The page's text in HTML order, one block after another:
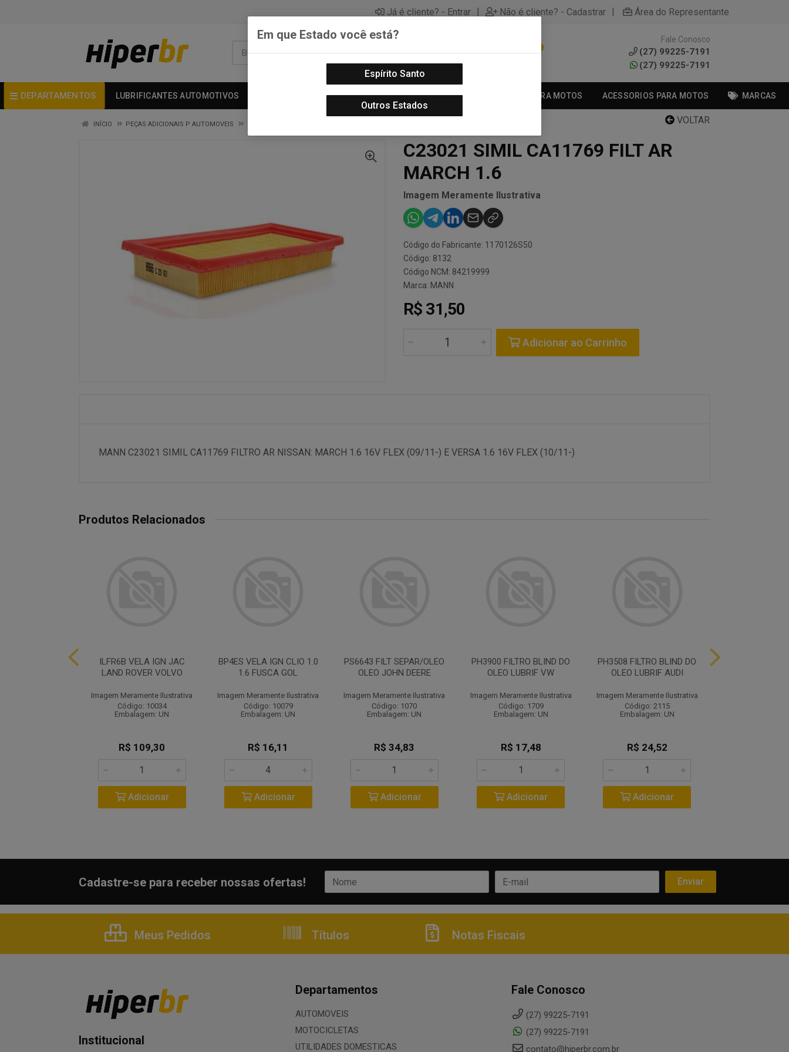
Já é cliente? - Entrar | Não é cliente? - Cadastrar | Área do Representante
Fale Conosco
(27) 99225-7191
(27) 99225-7191
DEPARTAMENTOS LUBRIFICANTES AUTOMOTIVOS PECAS AUTOMOTIVAS LUBRIFICANTES PARA MOTOS PECAS PARA MOTOS ACESSORIOS PARA MOTOS MARCAS
VOLTAR
INÍCIO PEÇAS ADICIONAIS P AUTOMOVEIS
C23021 SIMIL CA11769 FILT AR
MARCH 1.6
Imagem Meramente Ilustrativa
Código do Fabricante: 1170126S50
Código: 8132
Código NCM: 84219999
Marca: MANN
R$ 31,50
Adicionar ao Carrinho
MANN C23021 SIMIL CA11769 FILTRO AR NISSAN: MARCH 1.6 16V FLEX (09/11-) E VERSA 1.6 16V FLEX (10/11-)
Produtos Relacionados
ILFR6B VELA IGN JAC
LAND ROVER VOLVO
Imagem Meramente Ilustrativa
Código: 10034
Embalagem: UN
R$ 109,30
Adicionar
BP4ES VELA IGN CLIO 1.0
1.6 FUSCA GOL
Imagem Meramente Ilustrativa
Código: 10079
Embalagem: UN
R$ 16,11
Adicionar
PS6643 FILT SEPAR/OLEO
OLEO JOHN DEERE
Imagem Meramente Ilustrativa
Código: 1070
Embalagem: UN
R$ 34,83
Adicionar
PH3900 FILTRO BLIND DO
OLEO LUBRIF VW
Imagem Meramente Ilustrativa
Código: 1709
Embalagem: UN
R$ 17,48
Adicionar
PH3508 FILTRO BLIND DO
OLEO LUBRIF AUDI
Imagem Meramente Ilustrativa
Código: 2115
Embalagem: UN
R$ 24,52
Adicionar
Cadastre-se para receber nossas ofertas!
Meus Pedidos Títulos Notas Fiscais
Institucional
Departamentos
AUTOMOVEIS
MOTOCICLETAS
UTILIDADES DOMESTICAS
Fale Conosco
(27) 99225-7191
(27) 99225-7191
contato@hiperbr.com.br
Em que Estado você está?
Espírito Santo
Outros Estados